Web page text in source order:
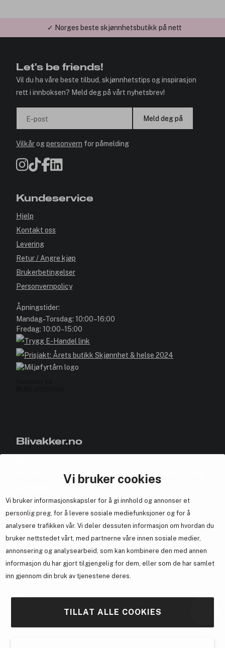
Vi bruker cookies
Vi bruker informasjonskapsler for å gi innhold og annonser et
personlig preg, for å levere sosiale mediefunksjoner og for å
analysere trafikken vår. Vi deler dessuten informasjon om hvordan du
bruker nettstedet vårt, med partnerne våre innen sosiale medier,
annonsering og analysearbeid, som kan kombinere den med annen
informasjon du har gjort tilgjengelig for dem, eller som de har samlet
inn gjennom din bruk av tjenestene deres.
TILLAT ALLE COOKIES
✓ Årets Nettbutikk 2026 og 2025
Let's be friends!
Vil du ha våre beste tilbud, skjønnhetstips og inspirasjon
rett i innboksen? Meld deg på vårt nyhetsbrev!
E-post Meld deg på
Vilkårogpersonvern for påmelding
Kundeservice
Hjelp
Kontakt oss
Levering
Retur / Angre kjøp
Brukerbetingelser
Personvernpolicy
Åpningstider:
Mandag–Torsdag: 10:00–16:00
Fredag: 10:00–15:00
Blivakker.no
Bli medlem helt gratis - få poeng og eksklusive rabattkoder.
Samarbeid med oss
En del avBrandsdal Group AS
her.